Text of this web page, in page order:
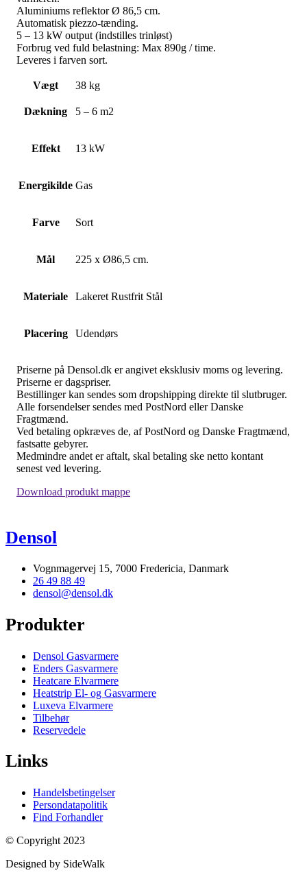
Aluminiums reflektor Ø 86,5 cm.
Automatisk piezzo-tænding.
5 – 13 kW output (indstilles trinløst)
Forbrug ved fuld belastning: Max 890g / time.
Leveres i farven sort.
Vægt 38 kg
Dækning 5 – 6 m2
Effekt 13 kW
Energikilde Gas
Farve Sort
Mål 225 x Ø86,5 cm.
Materiale Lakeret Rustfrit Stål
Placering Udendørs
Priserne på Densol.dk er angivet eksklusiv moms og levering.
Priserne er dagspriser.
Bestillinger kan sendes som dropshipping direkte til slutbruger.
Alle forsendelser sendes med PostNord eller Danske
Fragtmænd.
Ved betaling opkræves de, af PostNord og Danske Fragtmænd,
fastsatte gebyrer.
Medmindre andet er aftalt, skal betaling ske netto kontant
senest ved levering.
Download produkt mappe
Densol
Vognmagervej 15, 7000 Fredericia, Danmark
26 49 88 49
densol@densol.dk
Produkter
Densol Gasvarmere
Enders Gasvarmere
Heatcare Elvarmere
Heatstrip El- og Gasvarmere
Luxeva Elvarmere
Tilbehør
Reservedele
Links
Handelsbetingelser
Persondatapolitik
Find Forhandler
© Copyright 2023
Designed by SideWalk